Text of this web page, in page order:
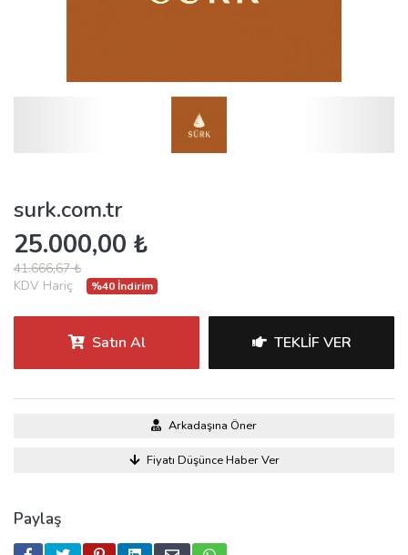
surk.com.tr
25.000,00 ₺
41.666,67 ₺
KDV Hariç
%40 İndirim
Satın Al TEKLIF VER
Arkadaşına Öner
Fiyatı Düşünce Haber Ver
Paylaş